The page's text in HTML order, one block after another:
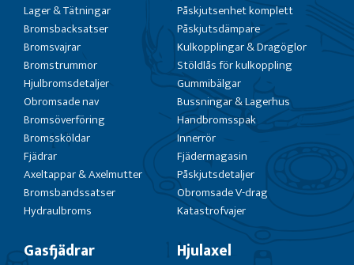
Lager & Tätningar
Bromsbacksatser
Bromsvajrar
Bromstrummor
Hjulbromsdetaljer
Obromsade nav
Bromsöverföring
Bromssköldar
Fjädrar
Axeltappar & Axelmutter
Bromsbandssatser
Hydraulbroms
Påskjutsenhet komplett
Påskjutsdämpare
Kulkopplingar & Dragöglor
Stöldlås för kulkoppling
Gummibälgar
Bussningar & Lagerhus
Handbromsspak
Innerrör
Fjädermagasin
Påskjutsdetaljer
Obromsade V-drag
Katastrofvajer
Gasfjädrar Hjulaxel